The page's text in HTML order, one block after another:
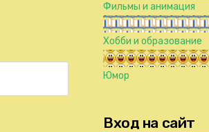
Фильмы и анимация
Хобби и образование
Юмор
Вход на сайт